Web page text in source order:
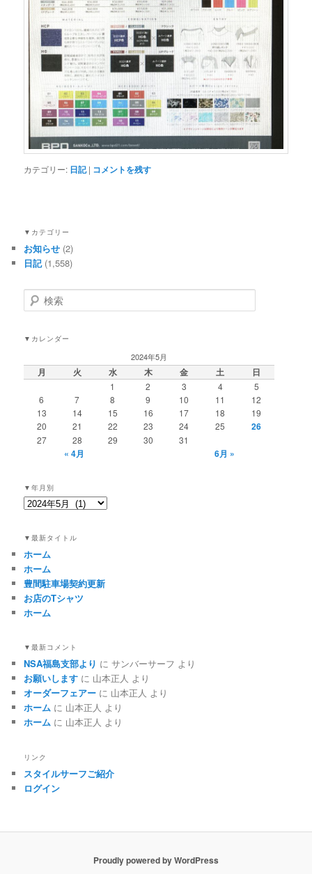
カテゴリー: 日記 | コメントを残す
▼カテゴリー
お知らせ (2)
日記(1,558)
検
索
▼カレンダー
2024年5月
月 火 水 木 金 土 日
1 2 3 4
5
6
7 8 9 10 11
12
13
14 15 16 17 18
19
20
21 22 23 24 25 26
27 28 29 30 31
« 4月 6月 »
▼年月別
▼
別
▼最新タイトル
ホーム
ホーム
豊間駐車場契約更新
お店のTシャツ
ホーム
▼最新コメント
NSA福島支部より にサンバーサーフ より
お願いします に 山本正人 より
オーダーフェアー に 山本正人 より
ホーム に 山本正人 より
ホーム に 山本正人 より
リンク
スタイルサーフご紹介
ログイン
Proudly powered by WordPress